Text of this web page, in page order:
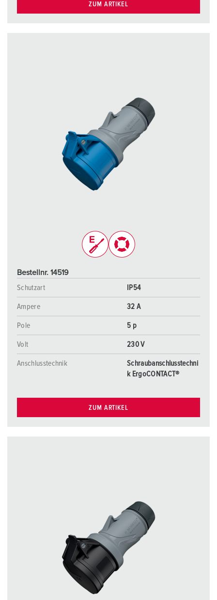
ZUM ARTIKEL
Bestellnr. 14519
Schutzart
IP54
Ampere 32 A
Pole 5 p
Volt 230 V
Anschlusstechnik
Schraubanschlusstechni
k ErgoCONTACT®
ZUM ARTIKEL